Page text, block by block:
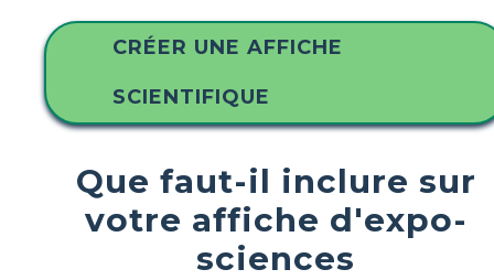
CRÉER UNE AFFICHE
SCIENTIFIQUE
Que faut-il inclure sur
votre affiche d'expo-
sciences